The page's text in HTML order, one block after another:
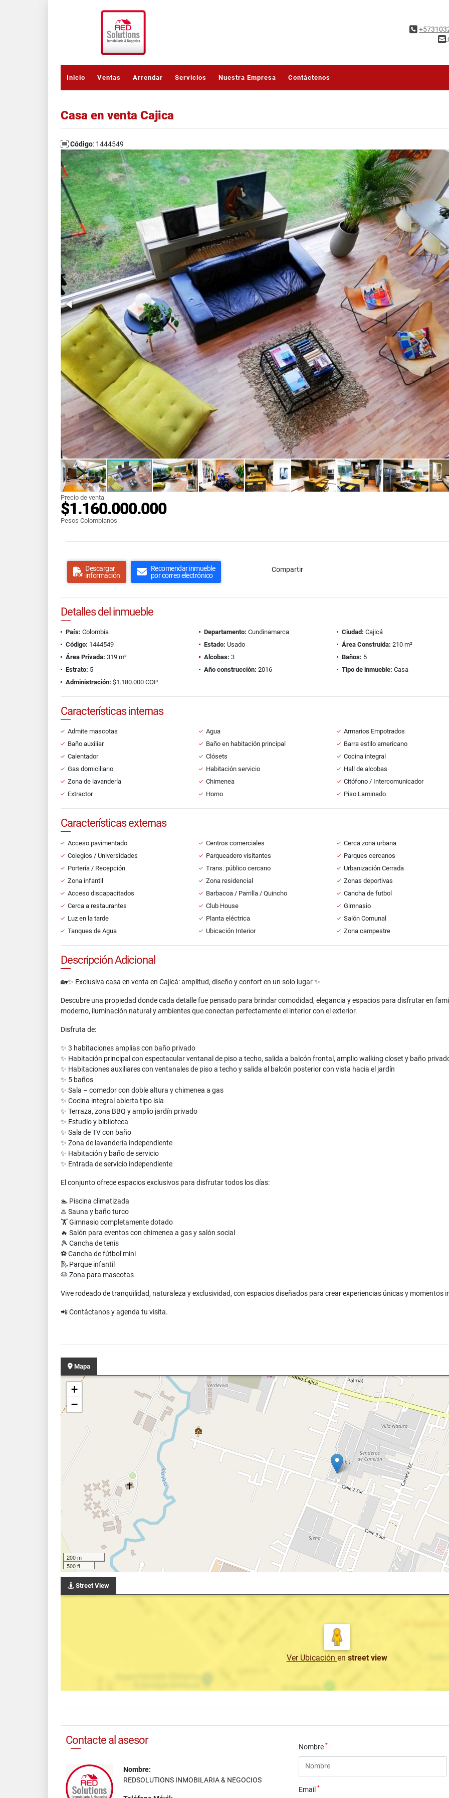
Inicio Ventas Arrendar Servicios Nuestra Empresa Contáctenos
Casa en venta Cajica
Código: 1444549
Precio de venta
$1.160.000.000
Pesos Colombianos
Descargar
información
Recomendar inmueble
por correo electrónico
Compartir
Detalles del inmueble
País: Colombia Departamento: Cundinamarca Ciudad: Cajicá
Código: 1444549 Estado: Usado Área Construida: 210 m²
Área Privada: 319 m² Alcobas: 3 Baños: 5
Estrato: 5 Año construcción: 2016 Tipo de inmueble: Casa
Administración: $1.180.000 COP
Características internas
Admite mascotas Agua Armarios Empotrados
Baño auxiliar
Baño en habitación principal Barra estilo americano
Calentador
Clósets Cocina integral
Gas domiciliario
Habitación servicio Hall de alcobas
Zona de lavandería
Chimenea Citófono / Intercomunicador
Extractor
Horno Piso Laminado
Características externas
Acceso pavimentado Centros comerciales Cerca zona urbana
Colegios / Universidades
Parqueadero visitantes Parques cercanos
Portería / Recepción
Trans. público cercano Urbanización Cerrada
Zona infantil
Zona residencial Zonas deportivas
Acceso discapacitados
Barbacoa / Parrilla / Quincho Cancha de futbol
Cerca a restaurantes
Club House Gimnasio
Luz en la tarde
Planta eléctrica Salón Comunal
Tanques de Agua
Ubicación Interior Zona campestre
Descripción Adicional
🏡✨ Exclusiva casa en venta en Cajicá: amplitud, diseño y confort en un solo lugar ✨
Descubre una propiedad donde cada detalle fue pensado para brindar comodidad, elegancia y espacios para disfrutar en
moderno, iluminación natural y ambientes que conectan perfectamente el interior con el exterior.
Disfruta de:
✨ 3 habitaciones amplias con baño privado
✨ Habitación principal con espectacular ventanal de piso a techo, salida a balcón frontal, amplio walking closet y baño
✨ Habitaciones auxiliares con ventanales de piso a techo y salida al balcón posterior con vista hacia el jardín
✨ 5 baños
✨ Sala – comedor con doble altura y chimenea a gas
✨ Cocina integral abierta tipo isla
✨ Terraza, zona BBQ y amplio jardín privado
✨ Estudio y biblioteca
✨ Sala de TV con baño
✨ Zona de lavandería independiente
✨ Habitación y baño de servicio
✨ Entrada de servicio independiente
El conjunto ofrece espacios exclusivos para disfrutar todos los días:
🏊 Piscina climatizada
♨️ Sauna y baño turco
🏋️ Gimnasio completamente dotado
🔥 Salón para eventos con chimenea a gas y salón social
🎾 Cancha de tenis
⚽ Cancha de fútbol mini
🛝 Parque infantil
🐶 Zona para mascotas
Vive rodeado de tranquilidad, naturaleza y exclusividad, con espacios diseñados para crear experiencias únicas y momentos
📲 Contáctanos y agenda tu visita.
Mapa
+
−
200 m
500 ft
Street View
Ver Ubicación en street view
Contacte al asesor
Nombre:
REDSOLUTIONS INMOBILARIA & NEGOCIOS
Nombre*
Email*